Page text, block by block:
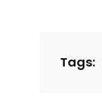
Tags: